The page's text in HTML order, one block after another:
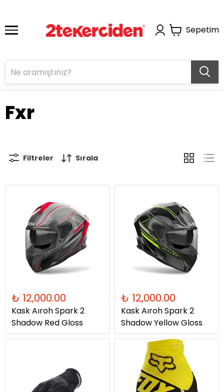
Sepetim
Fxr
Filtreler Sırala
₺ 12,000.00
Kask Aıroh Spark 2
Shadow Red Gloss
₺ 12,000.00
Kask Aıroh Spark 2
Shadow Yellow Gloss